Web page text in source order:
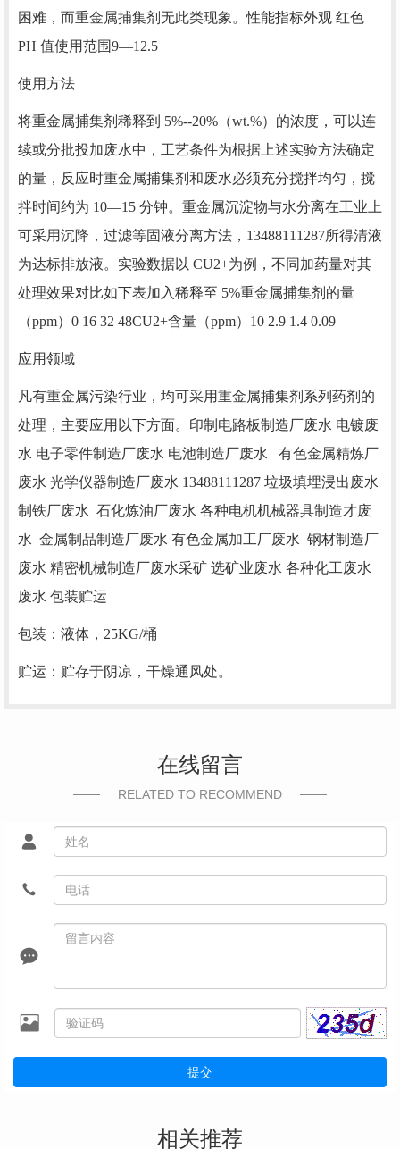
困难，而重金属捕集剂无此类现象。性能指标外观 红色
PH 值使用范围9—12.5
使用方法
将重金属捕集剂稀释到 5%--20%（wt.%）的浓度，可以连
续或分批投加废水中，工艺条件为根据上述实验方法确定
的量，反应时重金属捕集剂和废水必须充分搅拌均匀，搅
拌时间约为 10—15 分钟。重金属沉淀物与水分离在工业上
可采用沉降，过滤等固液分离方法，13488111287所得清液
为达标排放液。实验数据以 CU2+为例，不同加药量对其
处理效果对比如下表加入稀释至 5%重金属捕集剂的量
（ppm）0 16 32 48CU2+含量（ppm）10 2.9 1.4 0.09
应用领域
凡有重金属污染行业，均可采用重金属捕集剂系列药剂的
处理，主要应用以下方面。印制电路板制造厂废水 电镀废
水 电子零件制造厂废水 电池制造厂废水 有色金属精炼厂
废水 光学仪器制造厂废水 13488111287 垃圾填埋浸出废水
制铁厂废水 石化炼油厂废水 各种电机机械器具制造才废
水 金属制品制造厂废水 有色金属加工厂废水 钢材制造厂
废水 精密机械制造厂废水采矿 选矿业废水 各种化工废水
废水 包装贮运
包装：液体，25KG/桶
贮运：贮存于阴凉，干燥通风处。
在线留言
RELATED TO RECOMMEND
提交
相关推荐